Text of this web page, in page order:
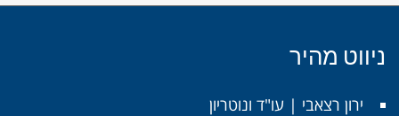
ניווט מהיר
ירון רצאבי | עו"ד ונוטריון